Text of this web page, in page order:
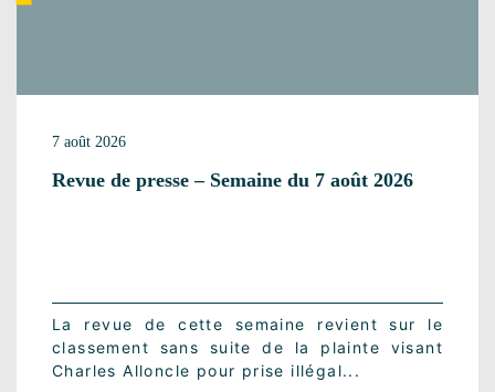
7 août 2026
Revue de presse – Semaine du 7 août 2026
La revue de cette semaine revient sur le
classement sans suite de la plainte visant
Charles Alloncle pour prise illégal...